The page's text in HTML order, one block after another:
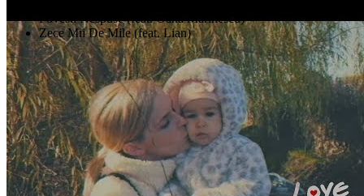
Povesti Nespuse (feat. Oana Marinescu)
Zece Mii De Mile (feat. Lian)